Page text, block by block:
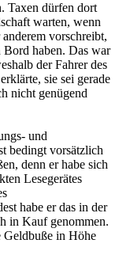
Taxen dürfen dort
warten, wenn
vorschreibt,
Bord haben. Das war
der Fahrer des
sie sei gerade
nicht genügend
und
bedingt vorsätzlich
denn er habe sich
Lesegerätes
habe er das in der
in Kauf genommen.
Geldbuße in Höhe